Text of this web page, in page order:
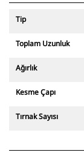
Tip
Toplam Uzunluk
Ağırlık
Kesme Çapı
Tırnak Sayısı